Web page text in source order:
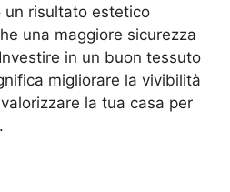
un risultato estetico
una maggiore sicurezza
in un buon tessuto
migliorare la vivibilità
la tua casa per